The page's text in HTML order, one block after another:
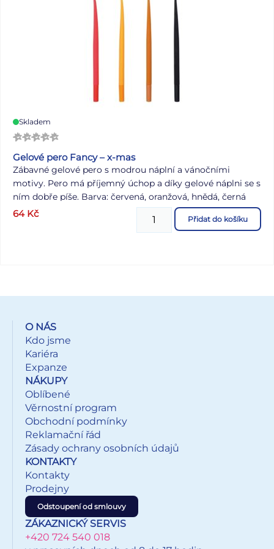
Skladem
Gelové pero Fancy – x-mas
Zábavné gelové pero s modrou náplní a vánočními
motivy. Pero má příjemný úchop a díky gelové náplni se s
ním dobře píše. Barva: červená, oranžová, hnědá, černá
Dodáváme ve 4 vánočních motivech dle skladové
dostupnosti. Uvedená cena je za 1 ks.
64 Kč Přidat do košíku
O NÁS
Kdo jsme
Kariéra
Expanze
NÁKUPY
Oblíbené
Věrnostní program
Obchodní podmínky
Reklamační řád
Zásady ochrany osobních údajů
KONTAKTY
Kontakty
Prodejny
Odstoupení od smlouvy
ZÁKAZNICKÝ SERVIS
+420 724 540 018